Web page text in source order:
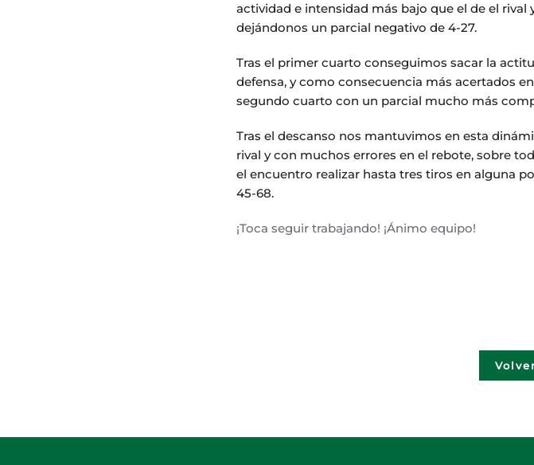
actividad e intensidad más bajo que el de el
dejándonos un parcial negativo de 4-27.
Tras el primer cuarto conseguimos sacar la
defensa, y como consecuencia más acertados
segundo cuarto con un parcial mucho más
Tras el descanso nos mantuvimos en esta
rival y con muchos errores en el rebote, sobre
el encuentro realizar hasta tres tiros en alguna
45-68.
¡Toca seguir trabajando! ¡Ánimo equipo!